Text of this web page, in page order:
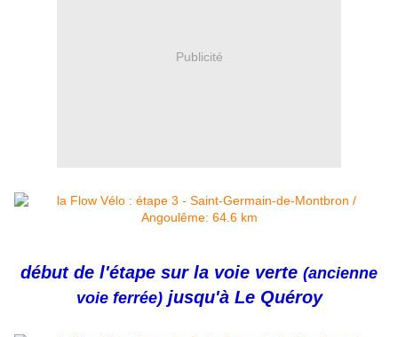
Publicité
début de l'étape sur la voie verte (ancienne
voie ferrée)jusqu'à Le Quéroy